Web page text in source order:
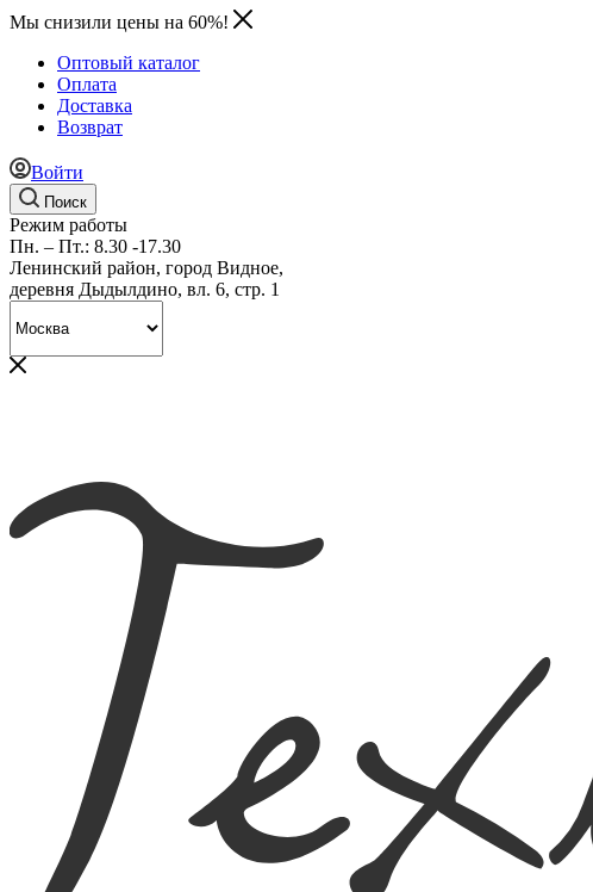
Мы снизили цены на 60%!
Оптовый каталог
Оплата
Доставка
Возврат
Войти
Поиск
Режим работы
Пн. – Пт.: 8.30 -17.30
Ленинский район, город Видное,
деревня Дыдылдино, вл. 6, стр. 1